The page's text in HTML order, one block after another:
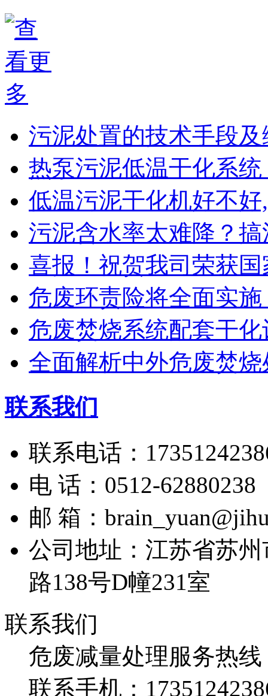
污泥处置的技术手段
热泵污泥低温干化系统
低温污泥干化机好不
污泥含水率太难降？
喜报！祝贺我司荣获
危废环责险将全面实
危废焚烧系统配套干
全面解析中外危废焚
联系我们
联系电话：
电 话：0512-62880238
邮 箱：
公司地址：江苏省苏
路138号D幢231室
联系我们
危废减量处理服务热线
联系手机：